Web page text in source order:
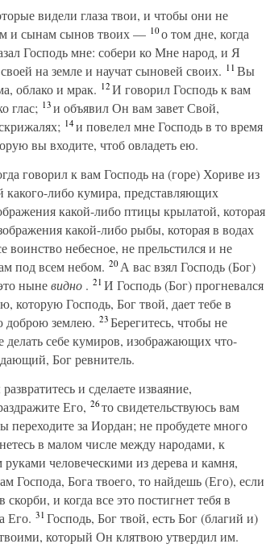
видели глаза твои, и чтобы они не
и сынам сынов твоих — 10о том дне, когда
Господь мне: собери ко Мне народ, и Я
на земле и научат сыновей своих. 11Вы
облако и мрак. 12И говорил Господь к вам
глас; 13и объявил Он вам завет Свой,
14и повелел мне Господь в то время
вы входите, чтоб овладеть ею.
говорил к вам Господь на (горе) Хориве из
какого-либо кумира, представляющих
какой-либо птицы крылатой, которая
какой-либо рыбы, которая в водах
небесное, не прельстился и не
под всем небом. 20А вас взял Господь (Бог)
ныневидно . 21И Господь (Бог) прогневался
которую Господь, Бог твой, дает тебе в
доброю землею. 23Берегитесь, чтобы не
делать себе кумиров, изображающих что-
Бог ревнитель.
и сделаете изваяние,
Его, 26то свидетельствуюсь вам
переходите за Иордан; не пробудете много
в малом числе между народами, к
человеческими из дерева и камня,
Господа, Бога твоего, то найдешь (Его), если
и когда все это постигнет тебя в
Его. 31Господь, Бог твой, есть Бог (благий и)
который Он клятвою утвердил им.